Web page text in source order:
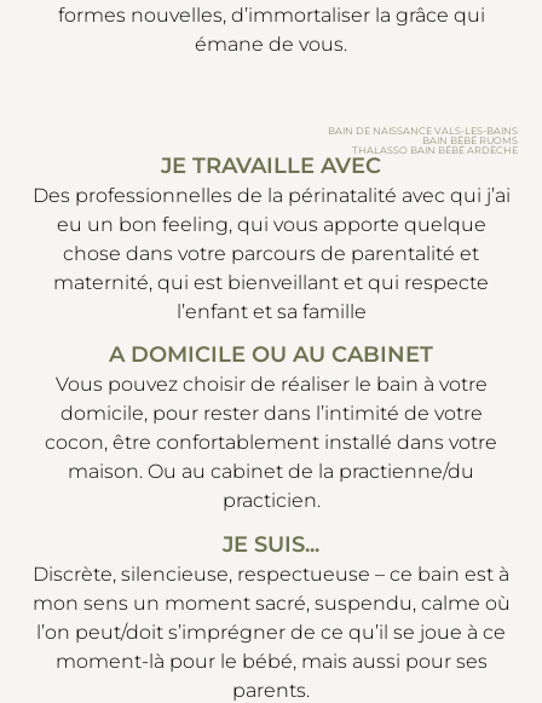
formes nouvelles, d’immortaliser la grâce qui
émane de vous.
BAIN DE NAISSANCE VALS-LES-BAINS
BAIN BÉBÉ RUOMS
THALASSO BAIN BÉBÉ ARDÈCHE
JE TRAVAILLE AVEC
Des professionnelles de la périnatalité avec qui j’ai
eu un bon feeling, qui vous apporte quelque
chose dans votre parcours de parentalité et
maternité, qui est bienveillant et qui respecte
l’enfant et sa famille
A DOMICILE OU AU CABINET
Vous pouvez choisir de réaliser le bain à votre
domicile, pour rester dans l’intimité de votre
cocon, être confortablement installé dans votre
maison. Ou au cabinet de la practienne/du
practicien.
JE SUIS...
Discrète, silencieuse, respectueuse – ce bain est à
mon sens un moment sacré, suspendu, calme où
l’on peut/doit s’imprégner de ce qu’il se joue à ce
moment-là pour le bébé, mais aussi pour ses
parents.